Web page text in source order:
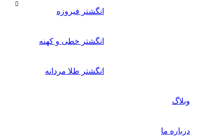
انگشتر فیروزه
انگشتر خطی و کهنه
انگشتر طلا مردانه
وبلاگ
درباره ما